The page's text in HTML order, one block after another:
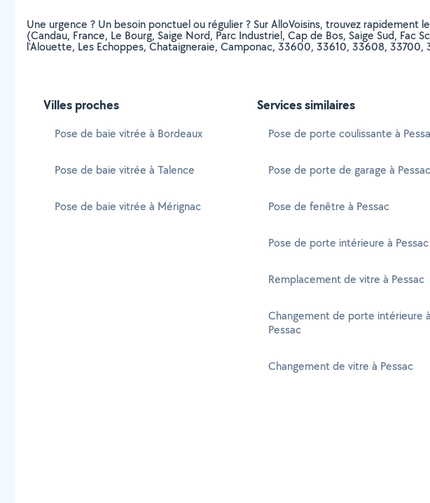
Une urgence ? Un besoin ponctuel ou régulier ? Sur AlloVoisins, trouvez
(Candau, France, Le Bourg, Saige Nord, Parc Industriel, Cap de Bos, Saige Sud,
l'Alouette, Les Echoppes, Chataigneraie, Camponac, 33600, 33610, 33608, 33700,
Villes proches
Pose de baie vitrée à Bordeaux
Pose de baie vitrée à Talence
Pose de baie vitrée à Mérignac
Services similaires
Pose de porte coulissante à
Pose de porte de garage à Pessac
Pose de fenêtre à Pessac
Pose de porte intérieure à Pessac
Remplacement de vitre à Pessac
Changement de porte intérieure à
Pessac
Changement de vitre à Pessac